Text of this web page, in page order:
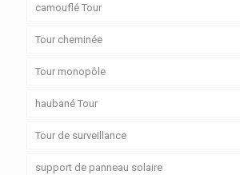
camouflé Tour
Tour cheminée
Tour monopôle
haubané Tour
Tour de surveillance
support de panneau solaire